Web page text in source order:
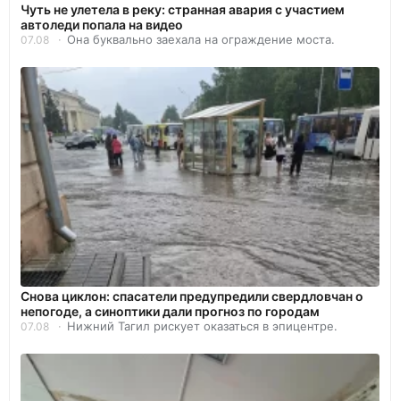
Чуть не улетела в реку: странная авария с участием
автоледи попала на видео
07.08 Она буквально заехала на ограждение моста.
Снова циклон: спасатели предупредили свердловчан о
непогоде, а синоптики дали прогноз по городам
07.08 Нижний Тагил рискует оказаться в эпицентре.